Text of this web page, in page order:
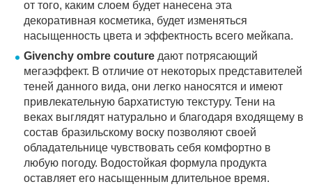
от того, каким слоем будет нанесена эта
декоративная косметика, будет изменяться
насыщенность цвета и эффектность всего мейкапа.
Givenchy ombre couture дают потрясающий
мегаэффект. В отличие от некоторых представителей
теней данного вида, они легко наносятся и имеют
привлекательную бархатистую текстуру. Тени на
веках выглядят натурально и благодаря входящему в
состав бразильскому воску позволяют своей
обладательнице чувствовать себя комфортно в
любую погоду. Водостойкая формула продукта
оставляет его насыщенным длительное время.